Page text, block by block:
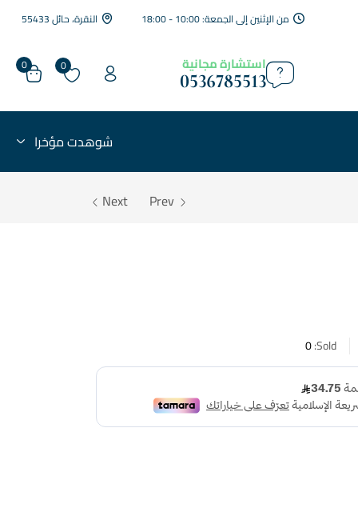
من الإثنين إلى الجمعة: 10:00 - 18:00 النقرة، حائل 55433
استشارة مجانية
0536785513
0
0
شوهدت مؤخرا
Prev
Next
Sold:
0